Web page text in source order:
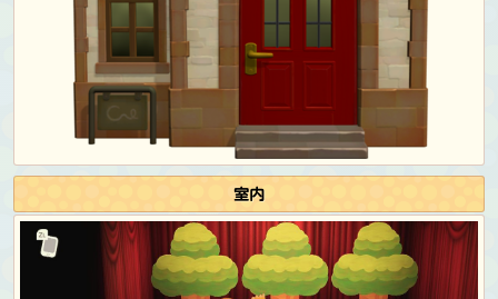
作為學校的學生:
領帶學生服 (海軍藍)
作為學校的老師:
格紋針織背心 (淺棕色)&
圓框眼鏡 (黑
作為餐廳的收銀員/員工:
咖啡店制服 (紅色)
作為餐廳的廚師/學徒:
廚師衣服 (紅色)
作為咖啡廳的員工:
餐館圍裙 (紅色)
作為醫院的接待員:
護士外套 (藍色)
醫生袍 (紅色領帶)
作為醫院的病人:
睡衣連身裙 (酒紅色)
作為服裝店的店長:
工作人員衣服 (黃色)
練習草裙舞時:
鳳梨圖案夏威夷襯衫 (紅色)&
扶桑花髮
室内